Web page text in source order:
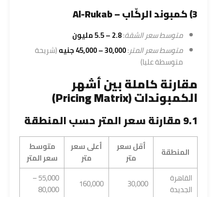
3) كمبوند الركّاب – Al-Rukab
متوسط سعر الشقة:2.8 – 5.5 مليون
متوسط سعر المتر:30,000 – 45,000 جنيه
(شريحة
متوسطة عليا)
مقارنة كاملة بين أشهر
الكمبوندات (Pricing Matrix)
9.1 مقارنة سعر المتر حسب المنطقة
المنطقة
أقل سعر
متر
أعلى سعر
متر
متوسط
سعر المتر
القاهرة
الجديدة
30,000
160,000
55,000 –
80,000